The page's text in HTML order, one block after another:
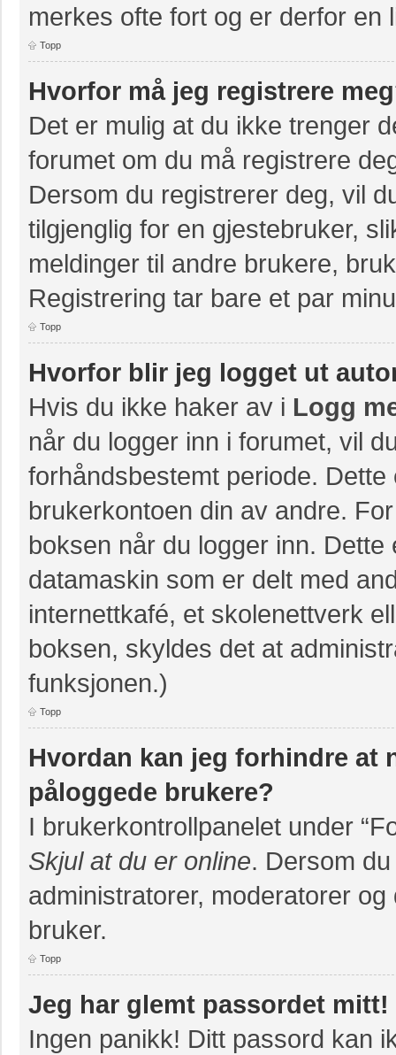
merkes ofte fort og er derfor en
Topp
Hvorfor må jeg registrere
Det er mulig at du ikke trenger
forumet om du må registrere
Dersom du registrerer deg, vil
tilgjenglig for en gjestebruker,
meldinger til andre brukere,
Registrering tar bare et par
Topp
Hvorfor blir jeg logget ut
Hvis du ikke haker av i Logg
når du logger inn i forumet, vil
forhåndsbestemt periode.
brukerkontoen din av andre.
boksen når du logger inn.
datamaskin som er delt med
internettkafé, et skolenettverk
boksen, skyldes det at
funksjonen.)
Topp
Hvordan kan jeg forhindre
påloggede brukere?
I brukerkontrollpanelet under
Skjul at du er online. Dersom
administratorer, moderatorer
bruker.
Topp
Jeg har glemt passordet mitt!
Ingen panikk! Ditt passord kan